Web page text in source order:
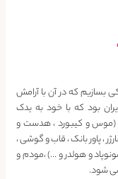
بسازیم که در آن با آرامش
بود که با خود به یدک
(موس و کیبورد ، هدست و
، پاور بانک ، قاب و گوشی ،
و هولدر و …) ،مودم و
می شود.